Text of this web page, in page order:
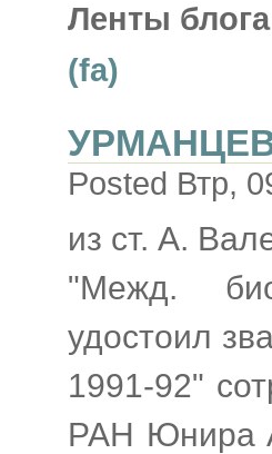
Ленты
(fa)
Posted Втр,
из ст. А.
"Межд.
удостоил
1991-92"
РАН Юнира